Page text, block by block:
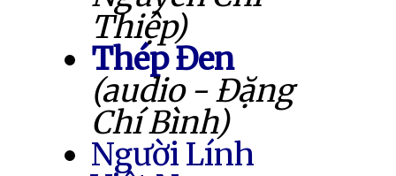
Thiệp)
Thép Đen
(audio - Đặng
Chí Bình)
Người Lính